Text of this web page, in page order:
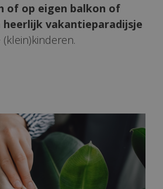
of op eigen balkon of
vakantieparadijsje